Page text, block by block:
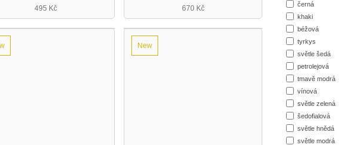
495 Kč 670 Kč
New
černá
khaki
béžová
tyrkys
světle šedá
petrolejová
tmavě modrá
vínová
světle zelená
šedofialová
světle hnědá
světle modrá